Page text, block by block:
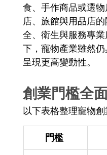
食、手作商品或選
店、旅館與用品店
全、衛生與服務專
下，寵物產業雖然
呈現更高變動性。
創業門檻全
以下表格整理寵物
門檻